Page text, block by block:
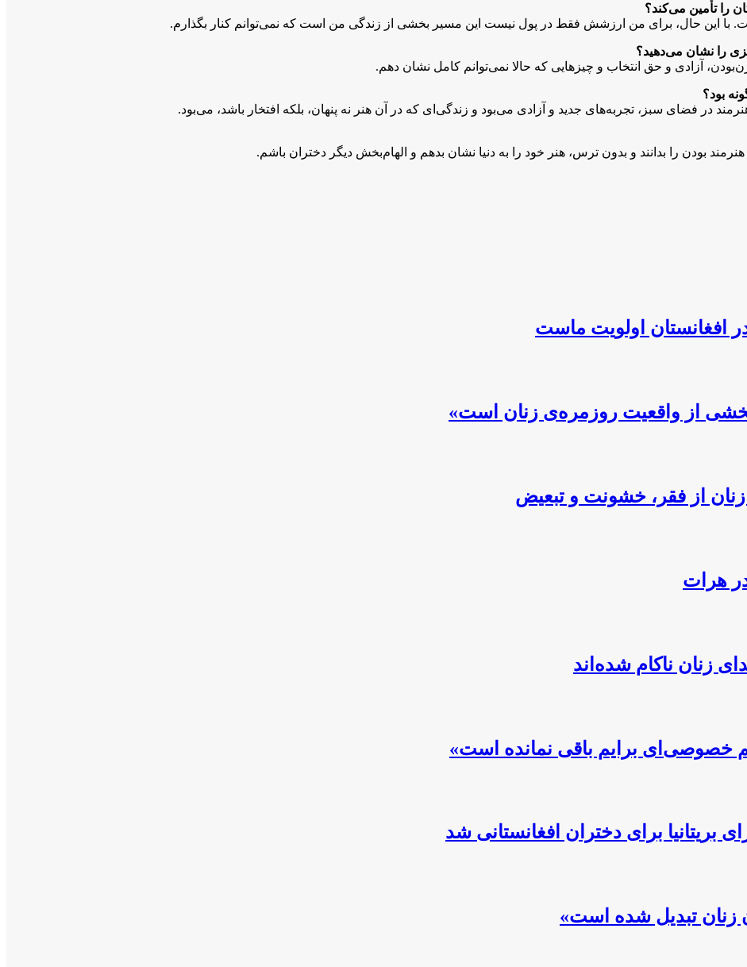
را تأمین می‌کند؟
است. با این حال، برای من ارزشش فقط در پول نیست این مسیر بخشی از زندگی من است که نمی‌توانم کنار بگذارم.
را نشان می‌دهید؟
آزادی و حق انتخاب و چیزهایی که حالا نمی‌توانم کامل نشان دهم.
بود؟
در فضای سبز، تجربه‌های جدید و آزادی می‌بود و زندگی‌ای که در آن هنر نه پنهان، بلکه افتخار باشد، می‌بود.
بودن را بدانند و بدون ترس، هنر خود را به دنیا نشان بدهم و الهام‌بخش دیگر دختران باشم.
افغانستان اولویت ماست
از واقعیت روزمره‌ی زنان است»
از فقر، خشونت و تبعیض
هرات
زنان ناکام شده‌اند
خصوصی‌ای برایم باقی نمانده است»
بریتانیا برای دختران افغانستانی شد
زنان تبدیل شده است»